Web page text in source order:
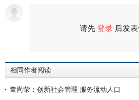
请先登录 后发
相同作者阅读
董尚荣：创新社会管理 服务流动人口